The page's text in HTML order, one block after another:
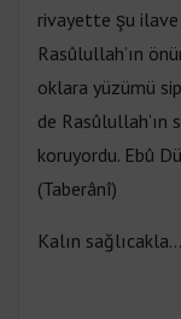
rivayette şu ilave
Rasûlullah’ın
oklara yüzümü
de Rasûlullah’ın
koruyordu. Ebû
(Taberânî)
Kalın sağlıcakla…